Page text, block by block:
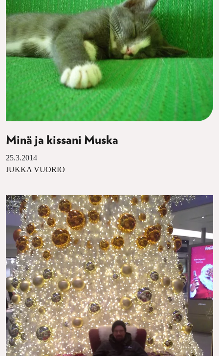
Minä ja kissani Muska
25.3.2014
JUKKA VUORIO